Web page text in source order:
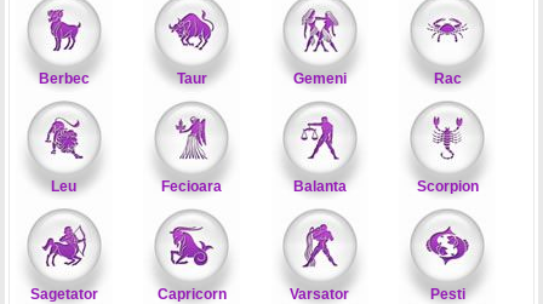
Berbec Taur Gemeni Rac
Leu Fecioara Balanta Scorpion
Sagetator Capricorn Varsator Pesti